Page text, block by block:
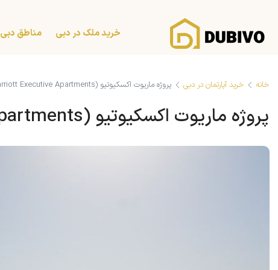
خرید ملک در دبی مناطق دبی
خانه خرید آپارتمان در دبی پروژه ماریوت اکسکیوتیو (Marriott Executive Apartments)
پروژه ماریوت اکسکیوتیو (Marriott Executive Apartments)